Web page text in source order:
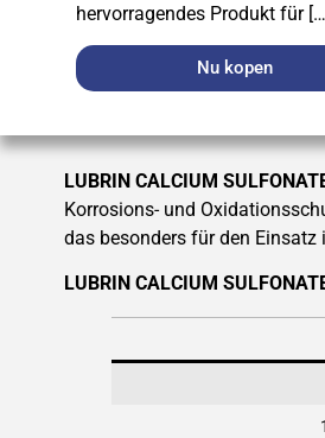
hervorragendes Produkt für
Nu kopen
LUBRIN CALCIUM
Korrosions- und
das besonders für den
LUBRIN CALCIUM